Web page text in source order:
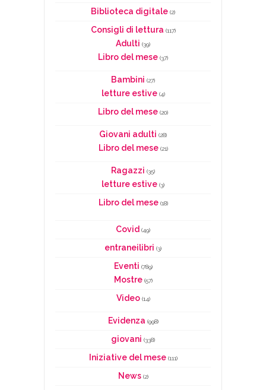
Biblioteca digitale (2)
Consigli di lettura (117)
Adulti (39)
Libro del mese (37)
Bambini (27)
letture estive(4)
Libro del mese (20)
Giovani adulti (28)
Libro del mese(21)
Ragazzi (35)
letture estive (3)
Libro del mese(18)
Covid (49)
entraneilibri (3)
Eventi (789)
Mostre(57)
Video(14)
Evidenza (998)
giovani (338)
Iniziative del mese(111)
News(2)